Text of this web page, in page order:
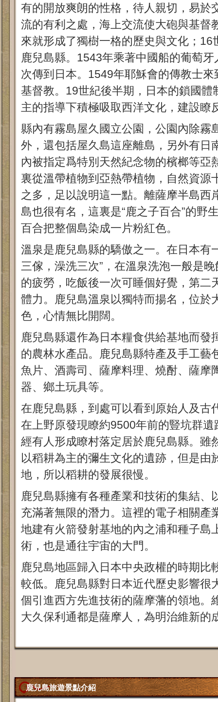
有的開放爽朗的性格，待人親切，易於
流的有利之處，海上交流使大砲與基督
來就形成了獨樹一格的歷史與文化；16
鹿兒島縣。1543年乘著中國船的葡萄
次傳到日本。1549年耶穌會的傳教士
基督教。19世紀後半期，日本的鎖國體
主的指導下積極吸取西洋文化，建設瞭
縣內有霧島屋久國立公園，公園內除霧
外，還包括屋久島這座離島，另外有日
內被指定爲特別天然紀念物的檳榔等亞
裏從溫帶植物到亞熱帶植物，自然資源
之多，足以說明這一點。離薩摩半島西
島也很有名，這裏是“鹿之子百合”的野
百合把整個島染成一片粉紅色。
溫泉是鹿兒島縣的驕傲之一。在日本有
三傢，澡洗三次”，在溫泉洗泡一般是
的疲勞，吃飯後一次可睡個好覺，第二
體力。鹿兒島溫泉以獨特而揚名，位於
色，心情無比開闊。
鹿兒島縣還作為日本糧食供給基地而發
的農林水產品。鹿兒島縣特產及手工藝
魚片、酒壽司、薩摩料理、燒酎、薩摩
器、鄉土玩具等。
在鹿兒島縣，到處可以看到原始人及古
在上野原發現瞭約9500年前的豎坑群
經有人形成瞭村落定居於鹿兒島縣。雖
以稻耕為主的彌生文化的遺跡，但是由
地，所以稻耕的發展很慢。
鹿兒島縣擁有各種產業和技術的集結、
充滿著無限的潛力。這裡的電子相關產
地建有火箭發射基地的內之浦和種子島
術，也是通往宇宙的大門。
鹿兒島地區歸入日本中央政權的時期比
較低。鹿兒島縣對日本近代歷史影響很
個引進西方先進技術的薩摩藩的領地。
大久保利通都是薩摩人，為明治維新的
鹿兒島旅遊景點介紹